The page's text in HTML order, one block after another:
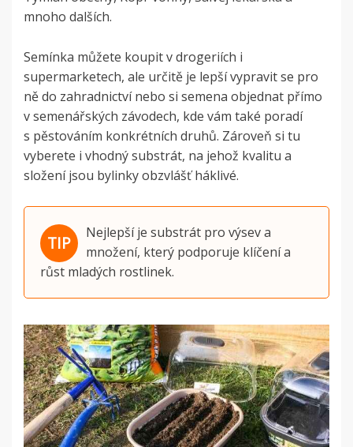
mnoho dalších.
Semínka můžete koupit v drogeriích i
supermarketech, ale určitě je lepší vypravit se pro
ně do zahradnictví nebo si semena objednat přímo
v semenářských závodech, kde vám také poradí
s pěstováním konkrétních druhů. Zároveň si tu
vyberete i vhodný substrát, na jehož kvalitu a
složení jsou bylinky obzvlášť háklivé.
Nejlepší je substrát pro výsev a
množení, který podporuje klíčení a
růst mladých rostlinek.